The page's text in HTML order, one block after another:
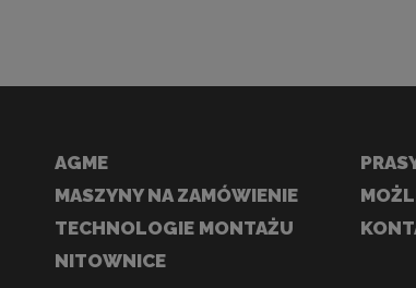
AGME
MASZYNY NA ZAMÓWIENIE
TECHNOLOGIE MONTAŻU
NITOWNICE